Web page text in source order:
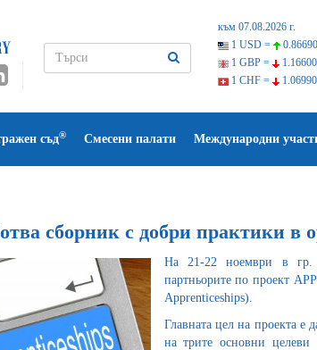
към 07.08.2026 г.
1 USD =
1 GBP =
1 CHF =
съд® Смесени палати Международни
сборник с добри практики в
На 21-22 ноември в гр.
партньорите по проект
Apprenticeships).
Главната цел на проекта е
на трите основни